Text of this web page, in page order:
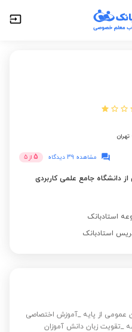
تهران
مشاهده 39 دیدگاه 5 از 5
دانشگاه جامع علمی کاربردی
استادبانک
استادبانک
از پایه _آموزش اختصاصی
_تقویت زبان دانش آموزان